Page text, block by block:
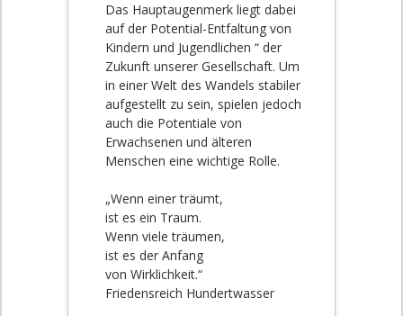
Das Hauptaugenmerk liegt dabei
auf der Potential-Entfaltung von
Kindern und Jugendlichen “ der
Zukunft unserer Gesellschaft. Um
in einer Welt des Wandels stabiler
aufgestellt zu sein, spielen jedoch
auch die Potentiale von
Erwachsenen und älteren
Menschen eine wichtige Rolle.
„Wenn einer träumt,
ist es ein Traum.
Wenn viele träumen,
ist es der Anfang
von Wirklichkeit.“
Friedensreich Hundertwasser